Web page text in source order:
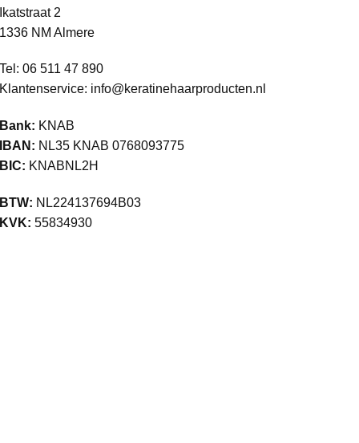
Ikatstraat 2
1336 NM Almere
Tel: 06 511 47 890
Klantenservice: info@keratinehaarproducten.nl
Bank: KNAB
IBAN: NL35 KNAB 0768093775
BIC: KNABNL2H
BTW: NL224137694B03
KVK: 55834930